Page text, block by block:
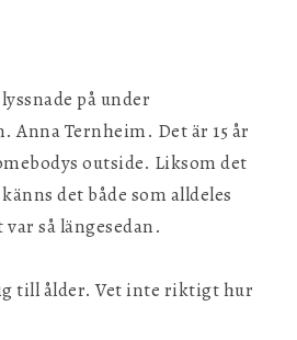
på under
Anna Ternheim. Det är 15 år
outside. Liksom det
det både som alldeles
så längesedan.
till ålder. Vet inte riktigt hur